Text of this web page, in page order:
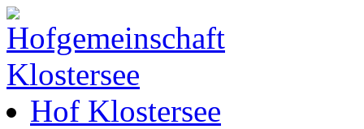
Hof Klostersee